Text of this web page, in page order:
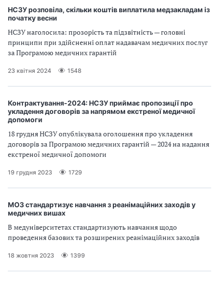
НСЗУ розповіла, скільки коштів виплатила медзакладам із
початку весни
НСЗУ наголосила: прозорість та підзвітність — головні
принципи при здійсненні оплат надавачам медичних послуг
за Програмою медичних гарантій
23 квітня 2024 1548
Контрактування-2024: НСЗУ приймає пропозиції про
укладення договорів за напрямом екстреної медичної
допомоги
18 грудня НСЗУ опублікувала оголошення про укладення
договорів за Програмою медичних гарантій — 2024 на надання
екстреної медичної допомоги
19 грудня 2023 1729
МОЗ стандартизує навчання з реанімаційних заходів у
медичних вишах
В медуніверситетах стандартизують навчання щодо
проведення базових та розширених реанімаційних заходів
18 жовтня 2023 1399
о
т
и
м
а
б
л
и
П
Р